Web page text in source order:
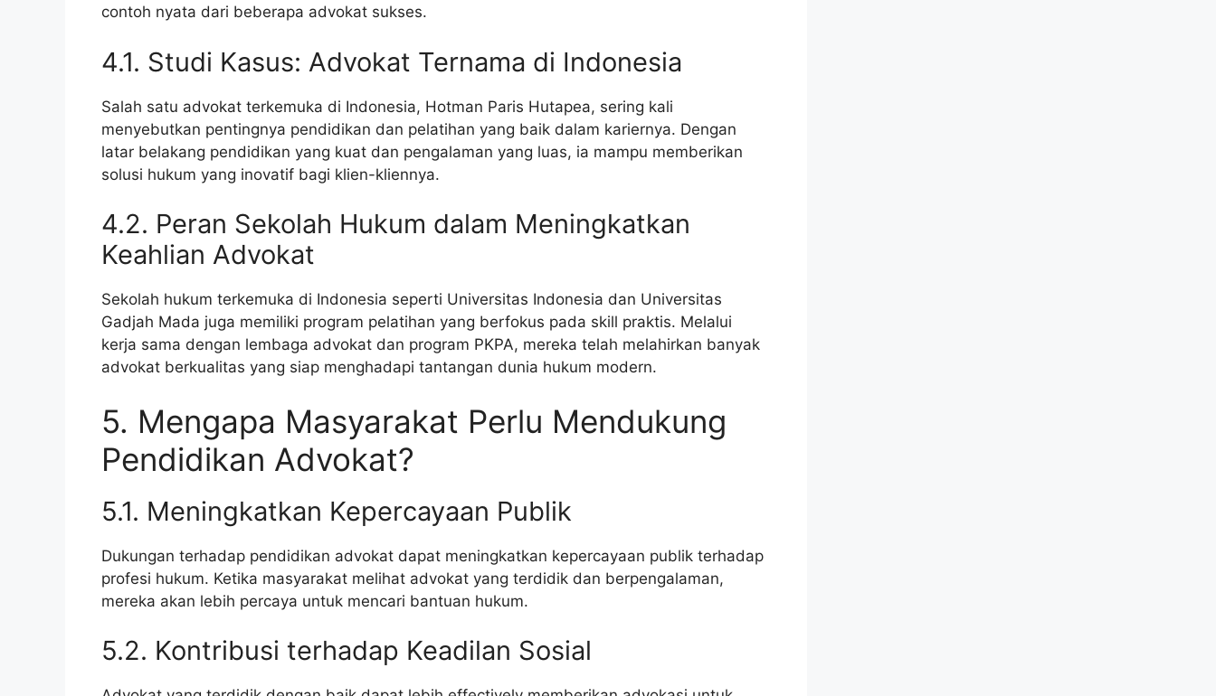
contoh nyata dari beberapa advokat sukses.
4.1. Studi Kasus: Advokat Ternama di Indonesia
Salah satu advokat terkemuka di Indonesia, Hotman Paris Hutapea, sering kali
menyebutkan pentingnya pendidikan dan pelatihan yang baik dalam kariernya. Dengan
latar belakang pendidikan yang kuat dan pengalaman yang luas, ia mampu memberikan
solusi hukum yang inovatif bagi klien-kliennya.
4.2. Peran Sekolah Hukum dalam Meningkatkan
Keahlian Advokat
Sekolah hukum terkemuka di Indonesia seperti Universitas Indonesia dan Universitas
Gadjah Mada juga memiliki program pelatihan yang berfokus pada skill praktis. Melalui
kerja sama dengan lembaga advokat dan program PKPA, mereka telah melahirkan banyak
advokat berkualitas yang siap menghadapi tantangan dunia hukum modern.
5. Mengapa Masyarakat Perlu Mendukung
Pendidikan Advokat?
5.1. Meningkatkan Kepercayaan Publik
Dukungan terhadap pendidikan advokat dapat meningkatkan kepercayaan publik terhadap
profesi hukum. Ketika masyarakat melihat advokat yang terdidik dan berpengalaman,
mereka akan lebih percaya untuk mencari bantuan hukum.
5.2. Kontribusi terhadap Keadilan Sosial